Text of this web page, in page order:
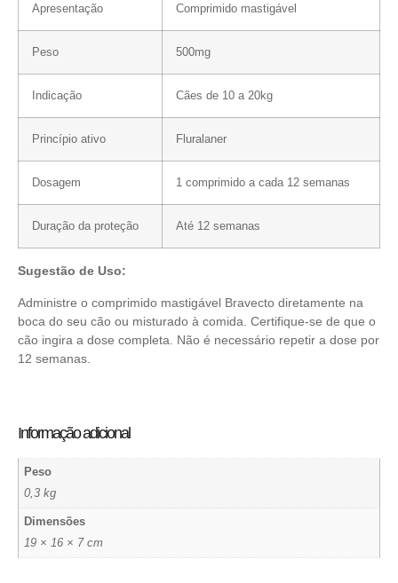
Apresentação Comprimido mastigável
Peso 500mg
Indicação Cães de 10 a 20kg
Princípio ativo Fluralaner
Dosagem 1 comprimido a cada 12 semanas
Duração da proteção Até 12 semanas
Sugestão de Uso:
Administre o comprimido mastigável Bravecto diretamente na
boca do seu cão ou misturado à comida. Certifique-se de que o
cão ingira a dose completa. Não é necessário repetir a dose por
12 semanas.
Informação adicional
Peso
0,3 kg
Dimensões
19 × 16 × 7 cm